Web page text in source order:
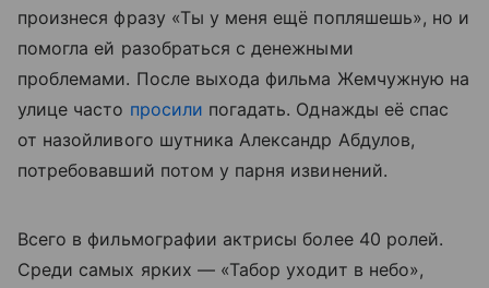
произнеся фразу «Ты у меня ещё попляшешь», но и
помогла ей разобраться с денежными
проблемами. После выхода фильма Жемчужную на
улице часто просили погадать. Однажды её спас
от назойливого шутника Александр Абдулов,
потребовавший потом у парня извинений.
Всего в фильмографии актрисы более 40 ролей.
Среди самых ярких — «Табор уходит в небо»,